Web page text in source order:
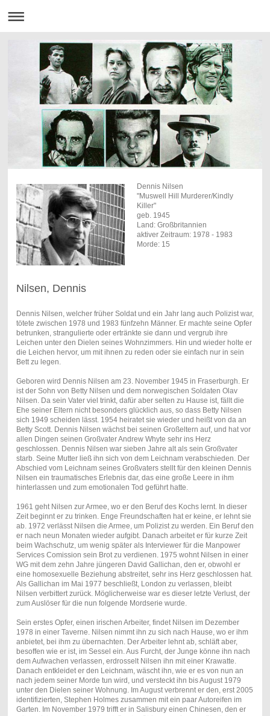
Dennis Nilsen
"Muswell Hill Murderer/Kindly
Killer"
geb. 1945
Land: Großbritannien
aktiver Zeitraum: 1978 - 1983
Morde: 15
Nilsen, Dennis
Dennis Nilsen, welcher früher Soldat und ein Jahr lang auch Polizist war,
tötete zwischen 1978 und 1983 fünfzehn Männer. Er machte seine Opfer
betrunken, strangulierte oder ertränkte sie dann und vergrub ihre
Leichen unter den Dielen seines Wohnzimmers. Hin und wieder holte er
die Leichen hervor, um mit ihnen zu reden oder sie einfach nur in sein
Bett zu legen.
Geboren wird Dennis Nilsen am 23. November 1945 in Fraserburgh. Er
ist der Sohn von Betty Nilsen und dem norwegischen Soldaten Olav
Nilsen. Da sein Vater viel trinkt, dafür aber selten zu Hause ist, fällt die
Ehe seiner Eltern nicht besonders glücklich aus, so dass Betty Nilsen
sich 1949 scheiden lässt. 1954 heiratet sie wieder und heißt von da an
Betty Scott. Dennis Nilsen wächst bei seinen Großeltern auf, und hat vor
allen Dingen seinen Großvater Andrew Whyte sehr ins Herz
geschlossen. Dennis Nilsen war sieben Jahre alt als sein Großvater
starb. Seine Mutter ließ ihn sich von dem Leichnam verabschieden. Der
Abschied vom Leichnam seines Großvaters stellt für den kleinen Dennis
Nilsen ein traumatisches Erlebnis dar, das eine große Leere in ihm
hinterlassen und zum emotionalen Tod geführt hatte.
1961 geht Nilsen zur Armee, wo er den Beruf des Kochs lernt. In dieser
Zeit beginnt er zu trinken. Enge Freundschaften hat er keine, er lehnt sie
ab. 1972 verlässt Nilsen die Armee, um Polizist zu werden. Ein Beruf den
er nach neun Monaten wieder aufgibt. Danach arbeitet er für kurze Zeit
beim Wachschutz, um wenig später als Interviewer für die Manpower
Services Comission sein Brot zu verdienen. 1975 wohnt Nilsen in einer
WG mit dem zehn Jahre jüngeren David Gallichan, den er, obwohl er
eine homosexuelle Beziehung abstreitet, sehr ins Herz geschlossen hat.
Als Gallichan im Mai 1977 beschließt, London zu verlassen, bleibt
Nilsen verbittert zurück. Möglicherweise war es dieser letzte Verlust, der
zum Auslöser für die nun folgende Mordserie wurde.
Sein erstes Opfer, einen irischen Arbeiter, findet Nilsen im Dezember
1978 in einer Taverne. Nilsen nimmt ihn zu sich nach Hause, wo er ihm
anbietet, bei ihm zu übernachten. Der Arbeiter lehnt ab, schläft aber,
besoffen wie er ist, im Sessel ein. Aus Furcht, der Junge könne ihn nach
dem Aufwachen verlassen, erdrosselt Nilsen ihn mit einer Krawatte.
Danach entkleidet er den Leichnam, wäscht ihn, wie er es von nun an
nach jedem seiner Morde tun wird, und versteckt ihn bis August 1979
unter den Dielen seiner Wohnung. Im August verbrennt er den, erst 2005
identifizierten, Stephen Holmes zusammen mit ein paar Autoreifen im
Garten. Im November 1979 trifft er in Salisbury einen Chinesen, den er